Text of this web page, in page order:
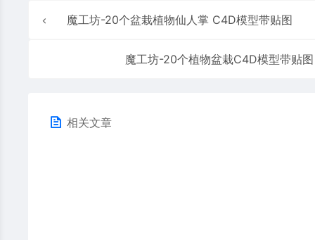
魔工坊-20个盆栽植物仙人掌 C4D模型带贴图
魔工坊-20个植物盆栽C4D模型带贴图
相关文章